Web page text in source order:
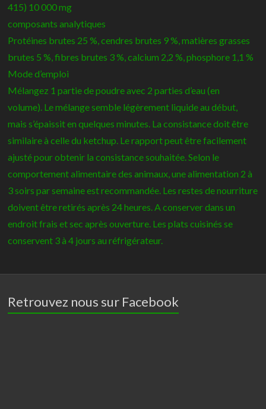
415) 10 000 mg
composants analytiques
Protéines brutes 25 %, cendres brutes 9 %, matières grasses
brutes 5 %, fibres brutes 3 %, calcium 2,2 %, phosphore 1,1 %
Mode d’emploi
Mélangez 1 partie de poudre avec 2 parties d’eau (en
volume). Le mélange semble légèrement liquide au début,
mais s’épaissit en quelques minutes. La consistance doit être
similaire à celle du ketchup. Le rapport peut être facilement
ajusté pour obtenir la consistance souhaitée. Selon le
comportement alimentaire des animaux, une alimentation 2 à
3 soirs par semaine est recommandée. Les restes de nourriture
doivent être retirés après 24 heures. A conserver dans un
endroit frais et sec après ouverture. Les plats cuisinés se
conservent 3 à 4 jours au réfrigérateur.
Retrouvez nous sur Facebook